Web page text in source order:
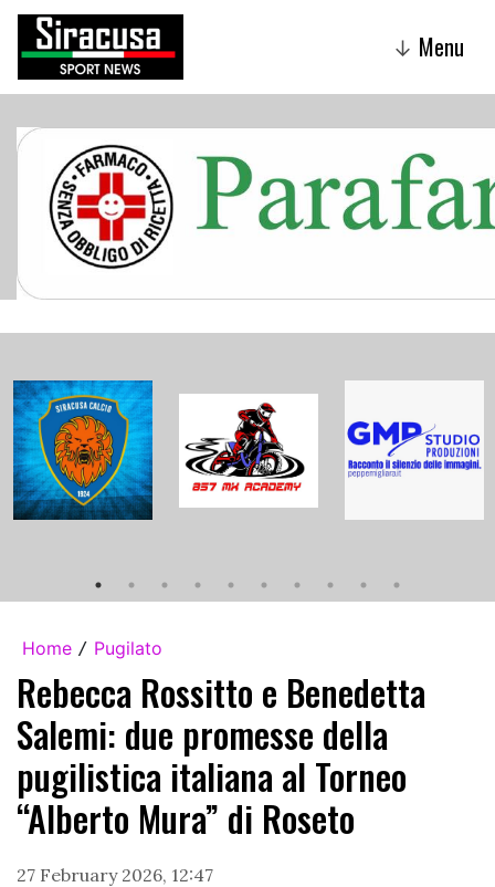
↓ Menu
Home / Pugilato
Rebecca Rossitto e Benedetta
Salemi: due promesse della
pugilistica italiana al Torneo
“Alberto Mura” di Roseto
27 February 2026, 12:47